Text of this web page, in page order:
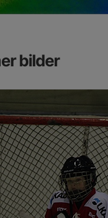
bilder